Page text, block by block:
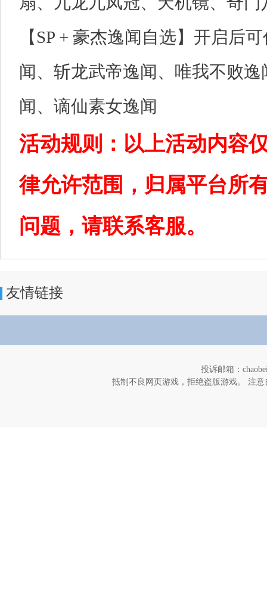
【SP + 豪杰逸闻自选】开启后
闻、斩龙武帝逸闻、唯我不败
闻、谪仙素女逸闻
活动规则：以上活动内容
律允许范围，归属平台所
问题，请联系客服。
友情链接
投诉邮箱：
抵制不良网页游戏，拒绝盗版游戏。 注